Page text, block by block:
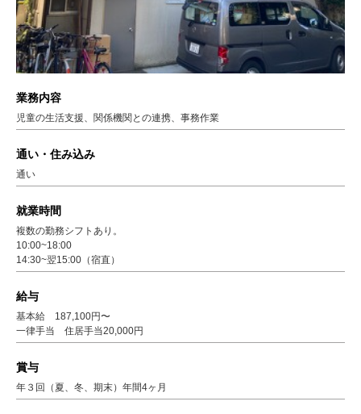
業務内容
児童の生活支援、関係機関との連携、事務作業
通い・住み込み
通い
就業時間
複数の勤務シフトあり。
10:00~18:00
14:30~翌15:00（宿直）
給与
基本給 187,100円〜
一律手当 住居手当20,000円
賞与
年３回（夏、冬、期末）年間4ヶ月